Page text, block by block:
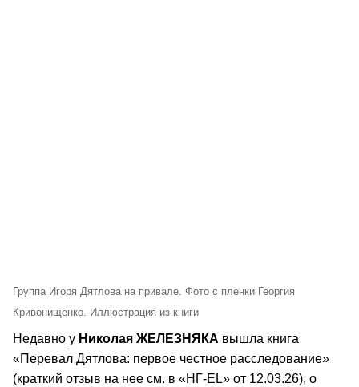
Группа Игоря Дятлова на привале. Фото с пленки Георгия
Кривонищенко. Иллюстрация из книги
Недавно у Николая ЖЕЛЕЗНЯКА вышла книга
«Перевал Дятлова: первое честное расследование»
(краткий отзыв на нее см. в «НГ-EL» от 12.03.26), о